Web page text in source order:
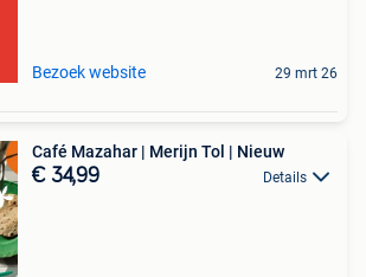
Bezoek website 29 mrt 26
Café Mazahar | Merijn Tol | Nieuw
€ 34,99 Details